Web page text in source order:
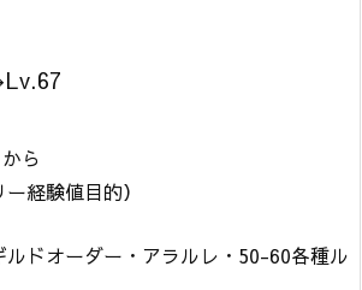
ら
経験値目的）
ルドオーダー・アラルレ・50-60各種ル